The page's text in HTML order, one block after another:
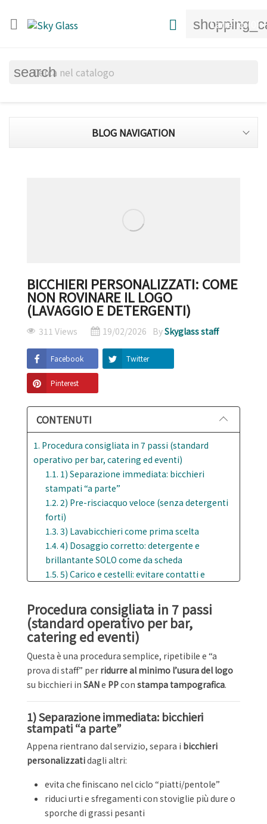
 Carrello(0)

search
BLOG NAVIGATION
BICCHIERI PERSONALIZZATI: COME
NON ROVINARE IL LOGO
(LAVAGGIO E DETERGENTI)
311 Views 19/02/2026 BySkyglass staff
Facebook Twitter
Pinterest
CONTENUTI
1. Procedura consigliata in 7 passi (standard
operativo per bar, catering ed eventi)
1.1. 1) Separazione immediata: bicchieri
stampati “a parte”
1.2. 2) Pre-risciacquo veloce (senza detergenti
forti)
1.3. 3) Lavabicchieri come prima scelta
1.4. 4) Dosaggio corretto: detergente e
brillantante SOLO come da scheda
1.5. 5) Carico e cestelli: evitare contatti e
1.6. 6) Niente abrasivi e attenzione alle
spazzole rotanti
1.7. 7) Asciugatura e stoccaggio: non impilare
“a caldo e bagnato”
Procedura consigliata in 7 passi
(standard operativo per bar,
catering ed eventi)
Questa è una procedura semplice, ripetibile e “a
prova di staff” per ridurre al minimo l’usura del logo
su bicchieri in SANe PPcon stampa tampografica.
1) Separazione immediata: bicchieri
stampati “a parte”
Appena rientrano dal servizio, separa i bicchieri
personalizzatidagli altri:
evita che finiscano nel ciclo “piatti/pentole”
riduci urti e sfregamenti con stoviglie più dure o
sporche di grassi pesanti